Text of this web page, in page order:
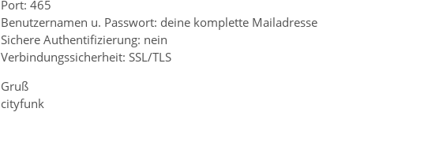
Port: 465
Benutzernamen u. Passwort: deine komplette Mailadresse
Sichere Authentifizierung: nein
Verbindungssicherheit: SSL/TLS
Gruß
cityfunk